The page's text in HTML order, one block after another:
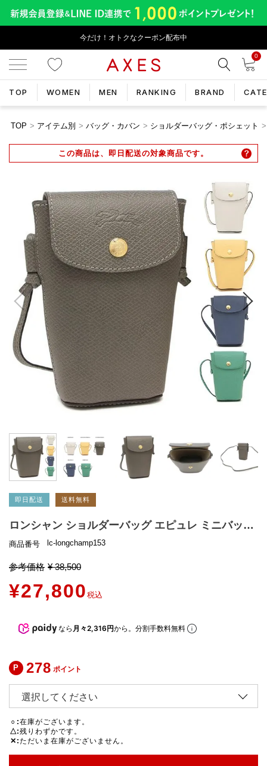
今だけ！オトクなクーポン配布中
0
TOP WOMEN MEN RANKING BRAND
TOP アイテム別 バッグ・カバン ショルダーバッグ・ポシェット
この商品は、即日配送の対象商品です。
即日配送 送料無料
ロンシャン ショルダーバッグ エピュレ ミニバッグ 携帯ケース レディース LONGCHAMP 34193 HYZ
商品番号 lc-longchamp153
参考価格 ¥ 38,500
¥27,800 税込
なら 月々2,316円から。分割手数料無料
278 ポイント
○ 在庫がございます。
△ 残りわずかです。
✕ ただいま在庫がございません。